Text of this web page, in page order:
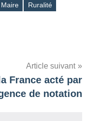
Ruralité
Article suivant
France acté par
de notation